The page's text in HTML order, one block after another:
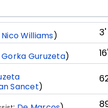
Nico Williams) 3'
Gorka Guruzeta) 16'
Sancet)